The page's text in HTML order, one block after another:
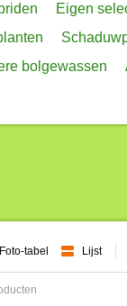
Eigen
bolgewassen
Foto-tabel Lijst